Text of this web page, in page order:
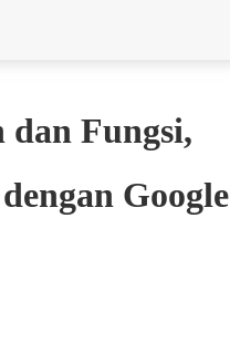
dan Fungsi,
Google